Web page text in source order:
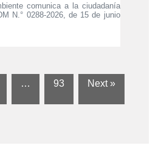
comunica a la ciudadanía
N.° 0288-2026, de 15 de junio
… 93 Next »